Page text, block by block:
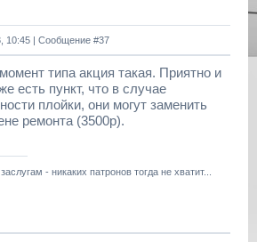
10:45 | Сообщение #37
типа акция такая. Приятно и
есть пункт, что в случае
плойки, они могут заменить
ремонта (3500р).
- никаких патронов тогда не хватит...